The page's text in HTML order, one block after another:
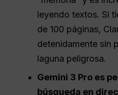
leyendo textos. Si
de 100 páginas,
detenidamente sin
laguna peligrosa.
Gemini 3 Pro es
búsqueda en